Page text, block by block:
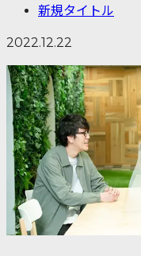
新規タイトル
2022.12.22